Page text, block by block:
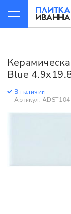
Blue 4.9x19.8
В наличии
Артикул: